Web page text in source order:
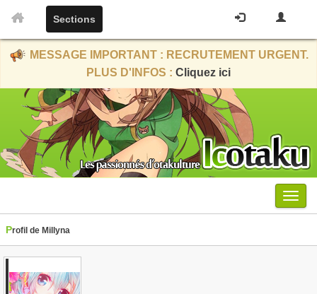
Sections
MESSAGE IMPORTANT : RECRUTEMENT URGENT.
PLUS D'INFOS : Cliquez ici
Menu
Profil de Millyna